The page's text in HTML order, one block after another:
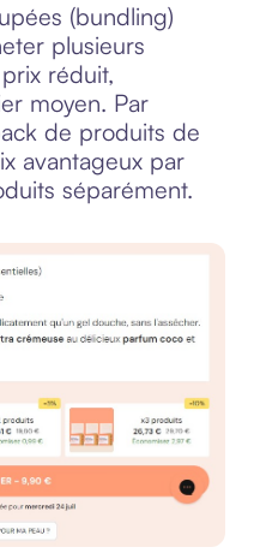
(bundling)
plusieurs
réduit,
moyen. Par
de produits de
avantageux par
séparément.